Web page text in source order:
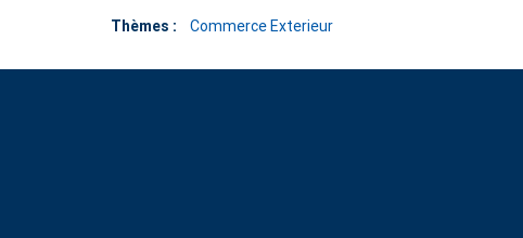
Thèmes : Commerce Exterieur